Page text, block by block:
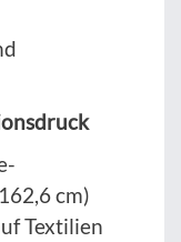
cm)
Textilien